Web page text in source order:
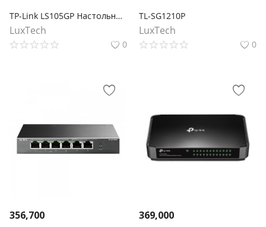
TP-Link LS105GP Настольный коммутатор с 5 гигабитными портами (4 порта PoE+)
LuxTech
0
TL-SG1210P
LuxTech
0
356,700 369,000